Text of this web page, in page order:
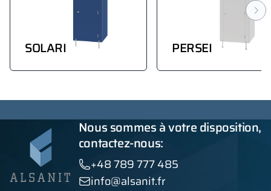
SOLARI PERSEI
Nous sommes à votre disposition,
contactez-nous:
+48 789 777 485
info@alsanit.fr